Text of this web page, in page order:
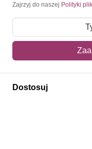
Moje konto
Mój koszyk
Adres dostawy
Zajrzyj do naszej Polityki
Dostosuj